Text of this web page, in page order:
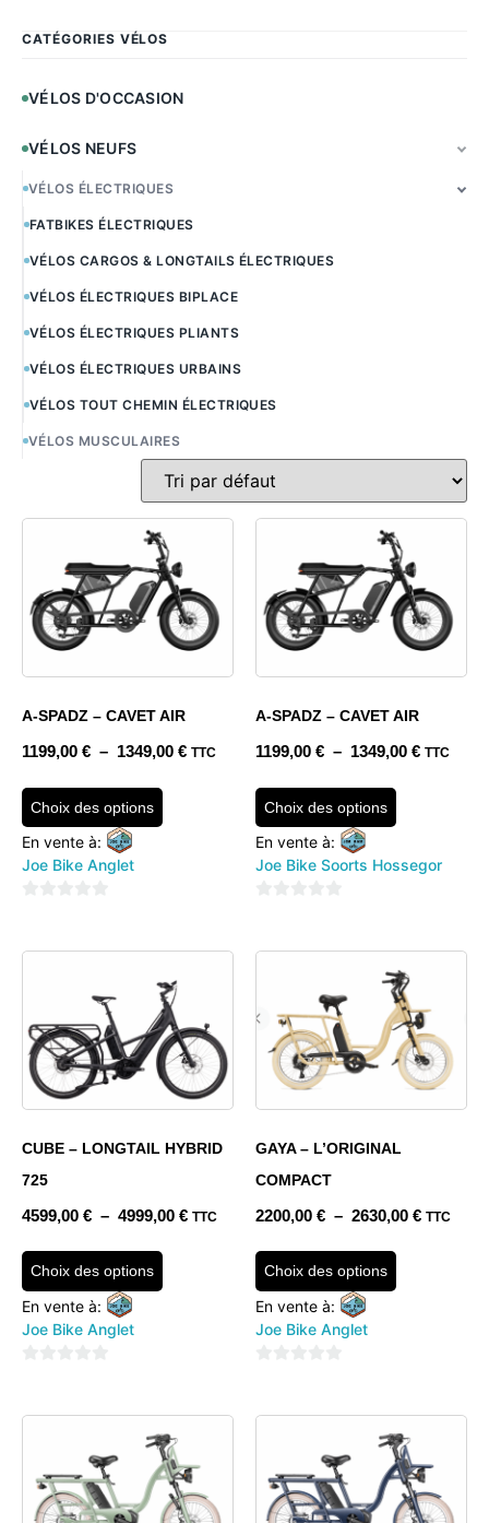
CATÉGORIES VÉLOS
VÉLOS D'OCCASION
VÉLOS NEUFS
VÉLOS ÉLECTRIQUES
FATBIKES ÉLECTRIQUES
VÉLOS CARGOS & LONGTAILS ÉLECTRIQUES
VÉLOS ÉLECTRIQUES BIPLACE
VÉLOS ÉLECTRIQUES PLIANTS
VÉLOS ÉLECTRIQUES URBAINS
VÉLOS TOUT CHEMIN ÉLECTRIQUES
VÉLOS MUSCULAIRES
A-SPADZ – CAVET AIR
1199,00 € – 1349,00 € TTC
Choix des options
En vente à:
Joe Bike Anglet
A-SPADZ – CAVET AIR
1199,00 € – 1349,00 € TTC
Choix des options
En vente à:
Joe Bike Soorts Hossegor
CUBE – LONGTAIL HYBRID
725
4599,00 € – 4999,00 € TTC
Choix des options
En vente à:
Joe Bike Anglet
GAYA – L’ORIGINAL
COMPACT
2200,00 € – 2630,00 € TTC
Choix des options
En vente à:
Joe Bike Anglet